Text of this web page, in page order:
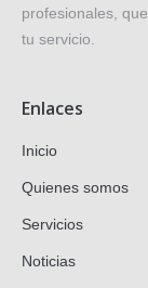
profesionales,
tu servicio.
Enlaces
Inicio
Quienes somos
Servicios
Noticias